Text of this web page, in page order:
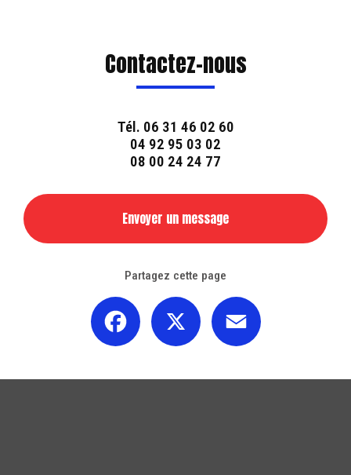
Contactez-nous
Tél. 06 31 46 02 60
04 92 95 03 02
08 00 24 24 77
Envoyer un message
Partagez cette page
Facebook